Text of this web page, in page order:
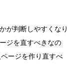
が判断しやすくなり
ジを直すべきなの
ージを作り直すべ